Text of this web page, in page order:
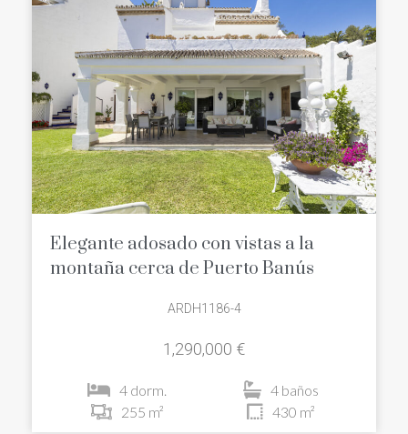
Puerto Banus es una zona ideal para
ello, ya que tiene una demanda
creciente, tanto residencial como
vacacional, y cuyos precios continúan
en ascenso.
¿Quieres verlo por ti mismo?,
Descubrelas mejores adosados en
Puerto Banus:
Elegante adosado con vistas a la
montaña cerca de Puerto Banús
ARDH1186-4
1,290,000 €
4 dorm.
4 baños
255 m²
430 m²